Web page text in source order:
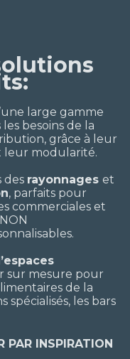
large gamme
besoins de la
grâce à leur
leur modularité.
des rayonnages et
, parfaits pour
commerciales et
sur mesure pour
de la
spécialisés, les bars
PAR INSPIRATION